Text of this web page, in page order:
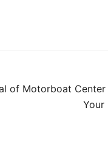
of Motorboat Center
Your